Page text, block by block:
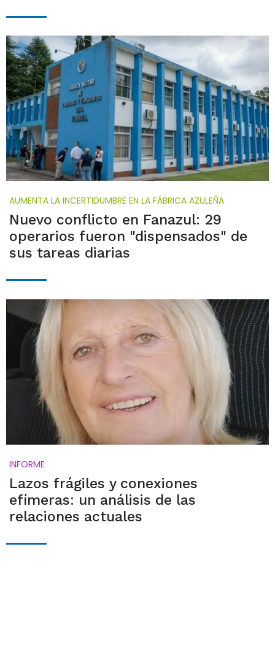
AUMENTA LA INCERTIDUMBRE EN LA FÁBRICA AZULEÑA
Nuevo conflicto en Fanazul: 29
operarios fueron "dispensados" de
sus tareas diarias
INFORME
Lazos frágiles y conexiones
efímeras: un análisis de las
relaciones actuales